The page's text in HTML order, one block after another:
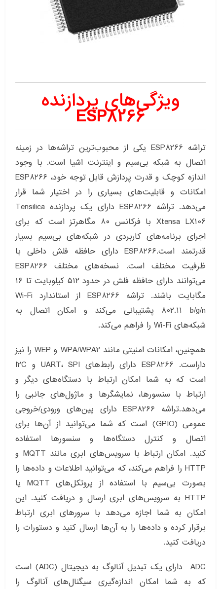
ویژگی‌های پردازنده
ESP8266
تراشه ESP8266 یکی از محبوب‌ترین تراشه‌ها در زمینه
اتصال به شبکه بی‌سیم و اینترنت اشیا است. با وجود
اندازه کوچک و قدرت پردازش قابل توجه خود، ESP8266
امکانات و قابلیت‌های بسیاری را در اختیار شما قرار
می‌دهد. تراشه ESP8266 دارای یک پردازنده Tensilica
Xtensa LX106 با فرکانس ۸۰ مگاهرتز است که برای
اجرای برنامه‌های کاربردی در شبکه‌های بی‌سیم بسیار
قدرتمند است.ESP8266 دارای حافظه فلش داخلی با
ظرفیت مختلف است. نسخه‌های مختلف ESP8266
می‌توانند دارای حافظه فلش در حدود ۵۱۲ کیلوبایت تا ۱۶
مگابایت باشند. تراشه ESP8266 از استاندارد Wi-Fi
802.11 b/g/n پشتیبانی می‌کند و امکان اتصال به
شبکه‌های Wi-Fi را فراهم می‌کند.
همچنین، امکانات امنیتی مانند WPA/WPA2 و WEP را نیز
داراست. ESP8266 دارای رابط‌های UART، SPI و I2C
است که به شما امکان ارتباط با دستگاه‌های دیگر و
ارتباط با سنسورها، نمایشگرها و ماژول‌های جانبی را
می‌دهد.تراشه ESP8266 دارای پین‌های ورودی/خروجی
عمومی (GPIO) است که شما می‌توانید از آن‌ها برای
اتصال و کنترل دستگاه‌ها و سنسورها استفاده
کنید. امکان ارتباط با سرویس‌های ابری مانند MQTT و
HTTP را فراهم می‌کند، که می‌توانید اطلاعات و داده‌ها را
بصورت بی‌سیم با استفاده از پروتکل‌های MQTT یا
HTTP به سرویس‌های ابری ارسال و دریافت کنید. این
امکان به شما اجازه می‌دهد با سرورهای ابری ارتباط
برقرار کرده و داده‌ها را به آن‌ها ارسال کنید و دستورات را
دریافت کنید.
ADC دارای یک تبدیل آنالوگ به دیجیتال (ADC) است
که به شما امکان اندازه‌گیری سیگنال‌های آنالوگ را